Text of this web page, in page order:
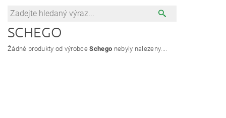
SCHEGO
Žádné produkty od výrobceSchego nebyly nalezeny....